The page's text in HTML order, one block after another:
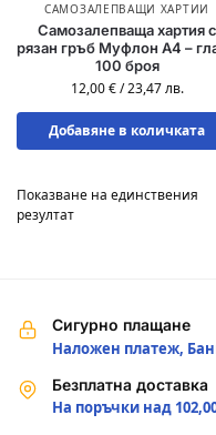
САМОЗАЛЕПВАЩИ ХАРТИИ
Самозалепваща хартия с
рязан гръб Муфлон А4 –
100 броя
12,00€ /23,47лв.
Добавяне в количката
Показване на единствения
резултат
Сигурно плащане
Наложен платеж,
Безплатна доставка
На поръчки над